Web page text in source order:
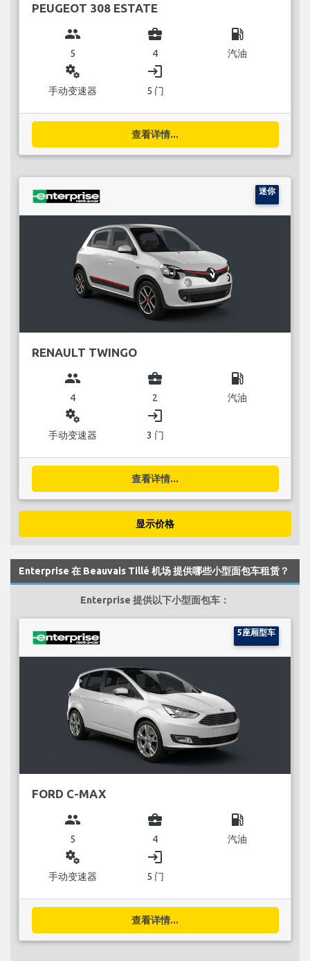
PEUGEOT 308 ESTATE
group
5
business_center
4
local_gas_station
汽油
miscellaneous_services
手动变速器
login
5 门
查看详情...
迷你
RENAULT TWINGO
group
4
business_center
2
local_gas_station
汽油
miscellaneous_services
手动变速器
login
3 门
查看详情...
显示价格
Enterprise 在 Beauvais Tillé 机场 提供哪些小型面包车租赁？
Enterprise 提供以下小型面包车：
5座厢型车
FORD C-MAX
group
5
business_center
4
local_gas_station
汽油
miscellaneous_services
手动变速器
login
5 门
查看详情...